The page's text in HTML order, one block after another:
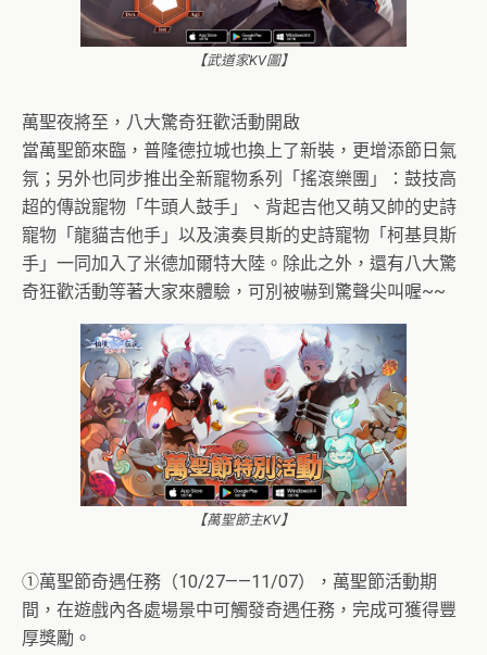
【武道家KV圖】
萬聖夜將至，八大驚奇狂歡活動開啟
當萬聖節來臨，普隆德拉城也換上了新裝，更增添節日氣
氛；另外也同步推出全新寵物系列「搖滾樂團」：鼓技高
超的傳說寵物「牛頭人鼓手」、背起吉他又萌又帥的史詩
寵物「龍貓吉他手」以及演奏貝斯的史詩寵物「柯基貝斯
手」一同加入了米德加爾特大陸。除此之外，還有八大驚
奇狂歡活動等著大家來體驗，可別被嚇到驚聲尖叫喔~~
【萬聖節主KV】
①萬聖節奇遇任務（10/27——11/07），萬聖節活動期
間，在遊戲內各處場景中可觸發奇遇任務，完成可獲得豐
厚獎勵。